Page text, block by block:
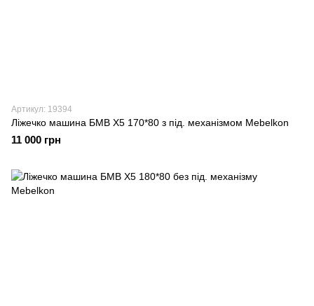
Артикул: 19394
Ліжечко машина БМВ X5 170*80 з під. механізмом Mebelkon
11 000 грн